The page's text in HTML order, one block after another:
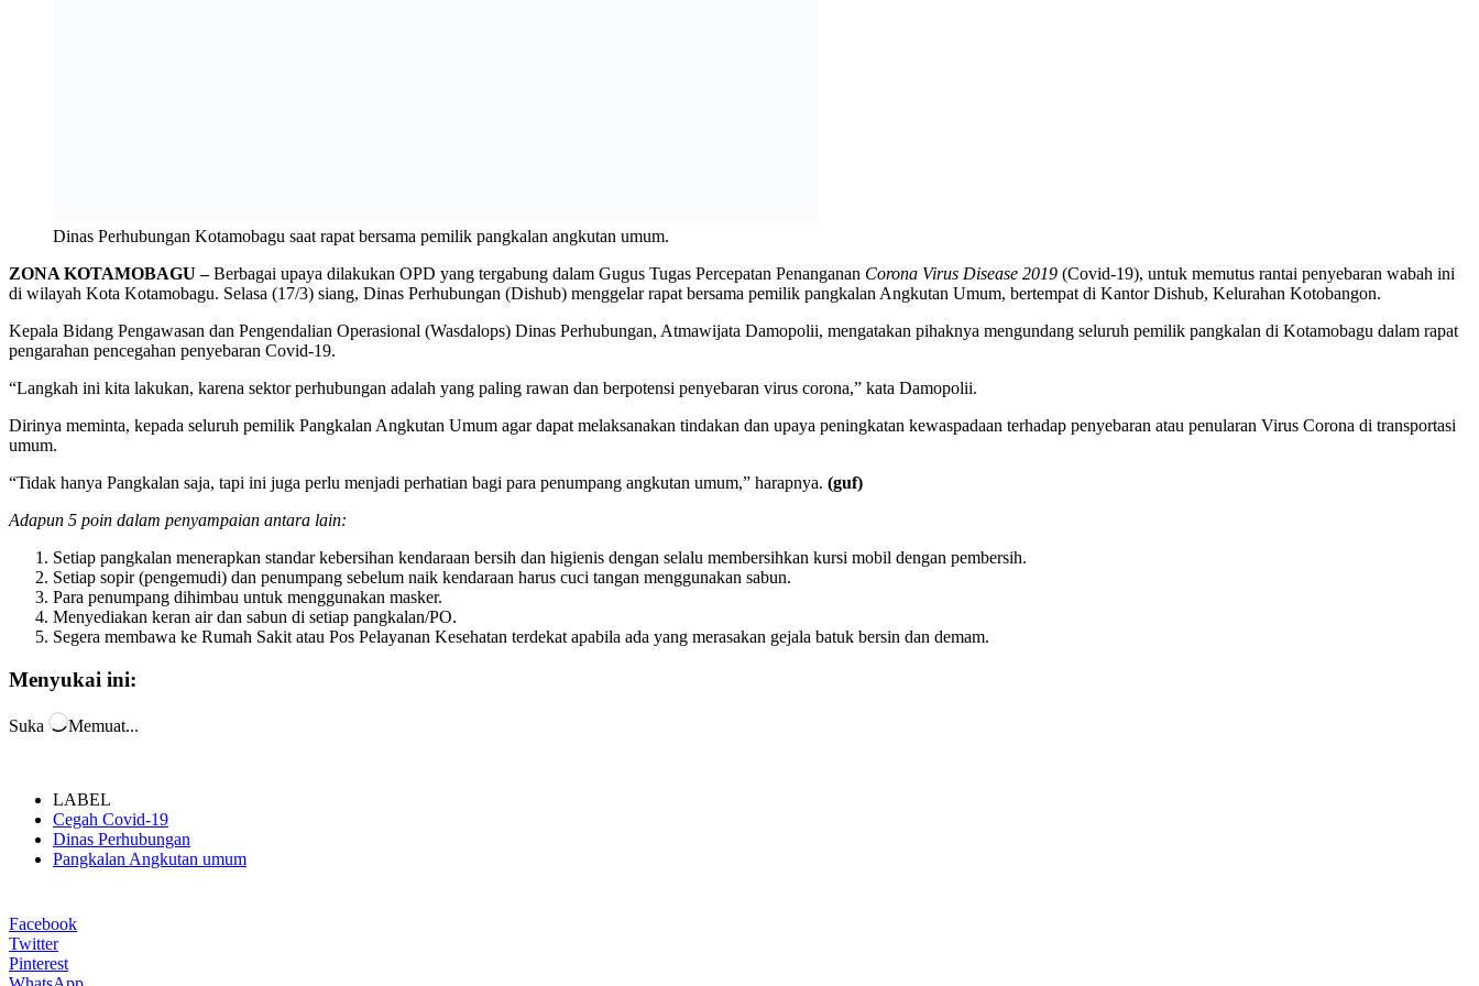
Telegram
LINE
Berita sebelumya
Cegah Covid-19, Jam Besuk Pasien RSUD Kotamobagu Dicabut Sementara
Berita berikutnya DPRD Tunda Agenda di Luar Daerah
BERITA TERKAITDARI PENULIS
KUD Perintis Bantah Tudingan PETI di Tanoyan, Tegaskan Aktivitas Berada dalam WIUP Berizin
Aktivitas PETI Diduga Kian Masif di Gunung Tagin, Warga Desak APH Turun Tangan